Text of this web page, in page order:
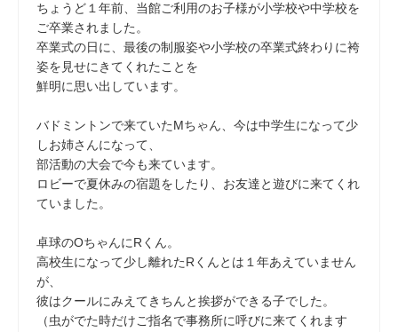
ちょうど１年前、当館ご利用のお子様が小学校や中学校を
ご卒業されました。
卒業式の日に、最後の制服姿や小学校の卒業式終わりに袴
姿を見せにきてくれたことを
鮮明に思い出しています。
バドミントンで来ていたMちゃん、今は中学生になって少
しお姉さんになって、
部活動の大会で今も来ています。
ロビーで夏休みの宿題をしたり、お友達と遊びに来てくれ
ていました。
卓球のOちゃんにRくん。
高校生になって少し離れたRくんとは１年あえていません
が、
彼はクールにみえてきちんと挨拶ができる子でした。
（虫がでた時だけご指名で事務所に呼びに来てくれます